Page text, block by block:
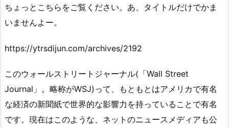
ちょっとこちらをご覧ください。あ、タイトルだけでかま
いませんよー。
https://ytrsdijun.com/archives/2192
このウォールストリートジャーナル(「Wall Street
Journal」。略称がWSJ)って、もともとはアメリカで有名
な経済の新聞紙で世界的な影響力を持っていることで有名
です。現在はこのような、ネットのニュースメディアも公